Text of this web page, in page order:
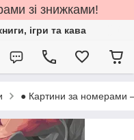
зі знижками!
ігри та кава
● Картини за номерами